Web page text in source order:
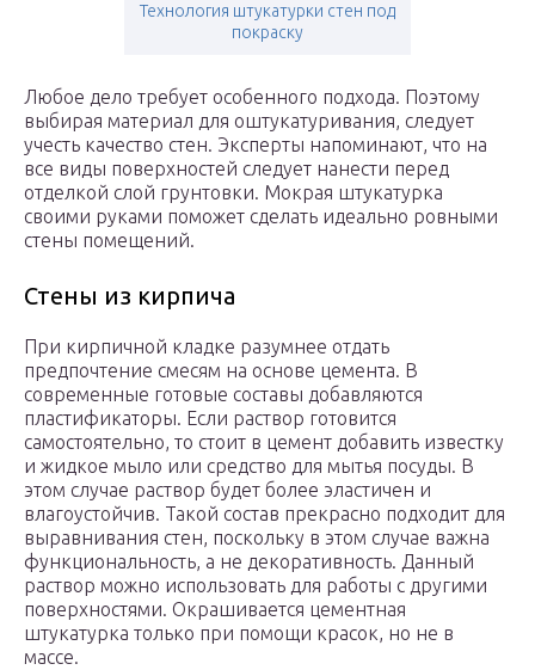
Технология штукатурки стен под
покраску
Любое дело требует особенного подхода. Поэтому
выбирая материал для оштукатуривания, следует
учесть качество стен. Эксперты напоминают, что на
все виды поверхностей следует нанести перед
отделкой слой грунтовки. Мокрая штукатурка
своими руками поможет сделать идеально ровными
стены помещений.
Стены из кирпича
При кирпичной кладке разумнее отдать
предпочтение смесям на основе цемента. В
современные готовые составы добавляются
пластификаторы. Если раствор готовится
самостоятельно, то стоит в цемент добавить известку
и жидкое мыло или средство для мытья посуды. В
этом случае раствор будет более эластичен и
влагоустойчив. Такой состав прекрасно подходит для
выравнивания стен, поскольку в этом случае важна
функциональность, а не декоративность. Данный
раствор можно использовать для работы с другими
поверхностями. Окрашивается цементная
штукатурка только при помощи красок, но не в
массе.